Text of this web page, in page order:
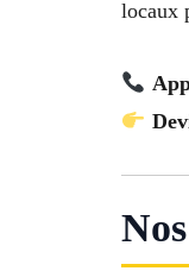
locaux